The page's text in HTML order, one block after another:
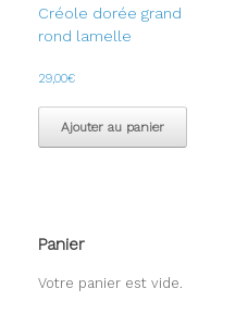
Créole dorée grand
rond lamelle
29,00€
Ajouter au panier
Panier
Votre panier est vide.